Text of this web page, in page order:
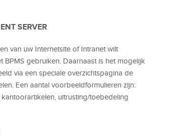
SERVER
van uw Internetsite of Intranet wilt
gebruiken. Daarnaast is het mogelijk
via een speciale overzichtspagina de
Een aantal voorbeeldformulieren zijn:
uitrusting/toebedeling